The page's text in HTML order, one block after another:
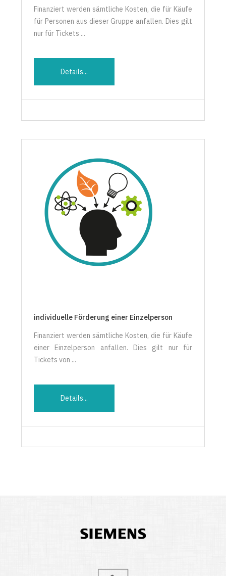
Finanziert werden sämtliche Kosten, die für Käufe
für Personen aus dieser Gruppe anfallen. Dies gilt
nur für Tickets ...
Details...
individuelle Förderung einer Einzelperson
Finanziert werden sämtliche Kosten, die für Käufe
einer Einzelperson anfallen. Dies gilt nur für
Tickets von ...
Details...